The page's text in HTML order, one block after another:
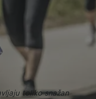
toliko snažan